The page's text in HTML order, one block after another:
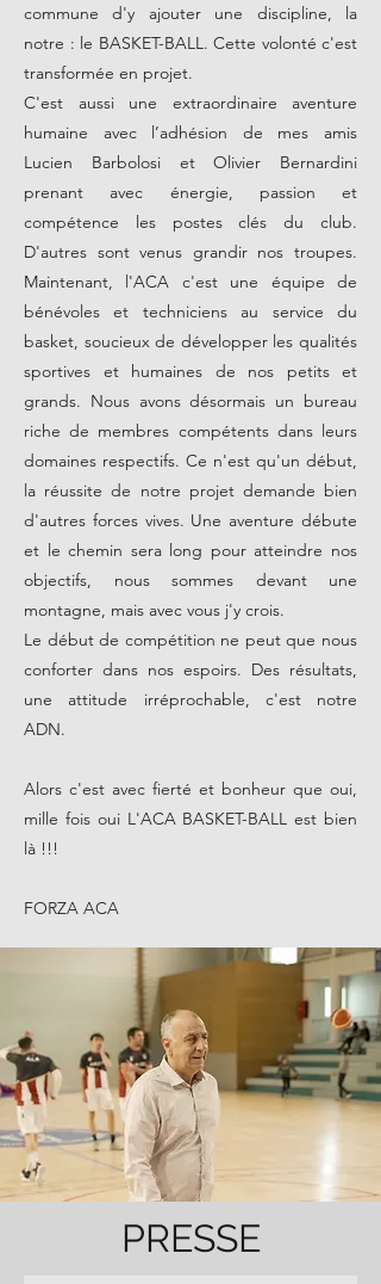
commune d'y ajouter une discipline, la
notre : le BASKET-BALL. Cette volonté c'est
transformée en projet.
C'est aussi une extraordinaire aventure
humaine avec l’adhésion de mes amis
Lucien Barbolosi et Olivier Bernardini
prenant avec énergie, passion et
compétence les postes clés du club.
D'autres sont venus grandir nos troupes.
Maintenant, l'ACA c'est une équipe de
bénévoles et techniciens au service du
basket, soucieux de développer les qualités
sportives et humaines de nos petits et
grands. Nous avons désormais un bureau
riche de membres compétents dans leurs
domaines respectifs. Ce n'est qu'un début,
la réussite de notre projet demande bien
d'autres forces vives. Une aventure débute
et le chemin sera long pour atteindre nos
objectifs, nous sommes devant une
montagne, mais avec vous j'y crois.
Le début de compétition ne peut que nous
conforter dans nos espoirs. Des résultats,
une attitude irréprochable, c'est notre
ADN.
Alors c'est avec fierté et bonheur que oui,
mille fois oui L'ACA BASKET-BALL est bien
là !!!
FORZA ACA
PRESSE